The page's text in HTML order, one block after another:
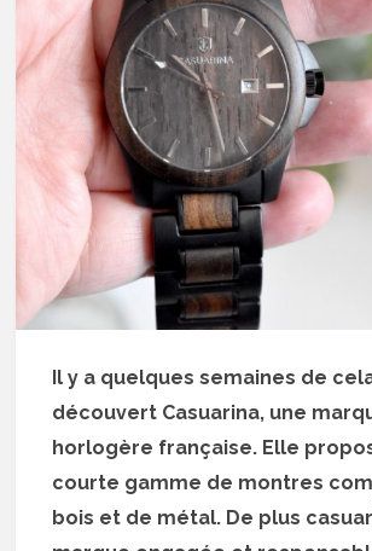
Il y a quelques semaines de
découvert Casuarina, une
horlogère française. Elle
courte gamme de montres
bois et de métal. De plus